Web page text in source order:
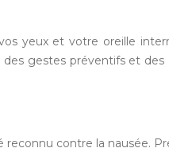
yeux et votre oreille
gestes préventifs et des
contre la nausée.